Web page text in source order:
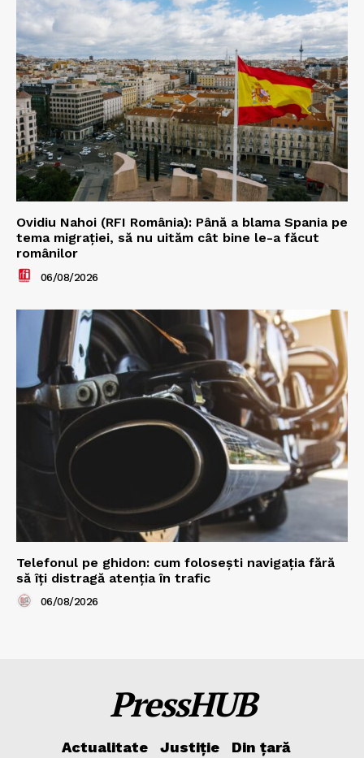
Ovidiu Nahoi (RFI România): Până a blama Spania pe
tema migrației, să nu uităm cât bine le-a făcut
românilor
06/08/2026
Telefonul pe ghidon: cum folosești navigația fără
să îți distragă atenția în trafic
06/08/2026
PressHUB
Actualitate Justiție
Din țară